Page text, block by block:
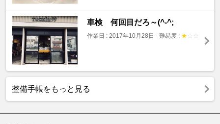
車検 何回目だろ～(^-^;
作業日 : 2017年10月28日 - 難易度 : ★ ☆ ☆
整備手帳をもっと見る